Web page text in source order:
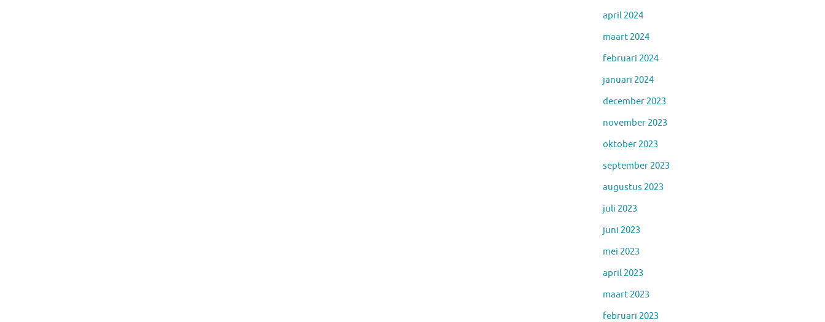
april 2024
maart 2024
februari 2024
januari 2024
december 2023
november 2023
oktober 2023
september 2023
augustus 2023
juli 2023
juni 2023
mei 2023
april 2023
maart 2023
februari 2023